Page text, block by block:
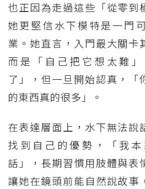
也正因為走過這些「從零到
她更堅信水下模特是一門
業。她直言，入門最大關卡
而是「自己把它想太難
了」，但一旦開始認真，「
的東西真的很多」。
在表達層面上，水下無法說
找到自己的優勢，「我
話」，長期習慣用肢體與表
讓她在鏡頭前能自然說故事